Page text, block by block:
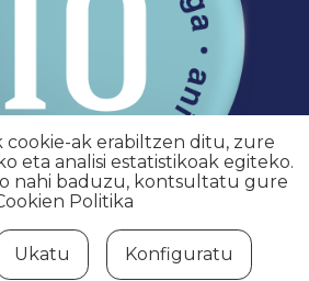
ak erabiltzen ditu, zure
eta analisi estatistikoak egiteko.
nahi baduzu, kontsultatu gure
Politika
Ukatu Konfiguratu